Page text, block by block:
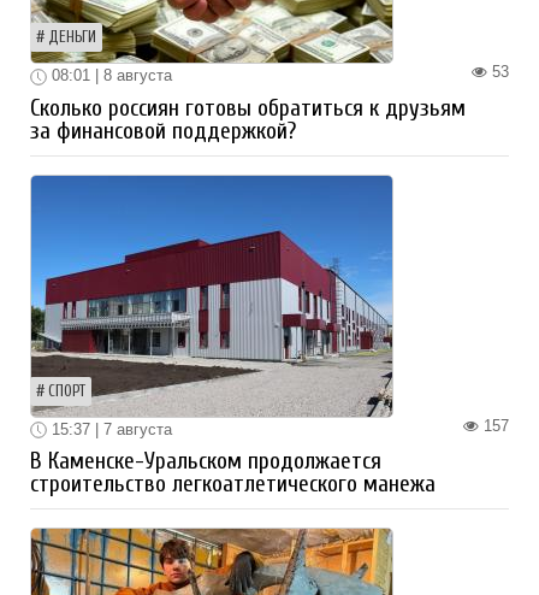
ДЕНЬГИ
53
08:01 | 8 августа
Сколько россиян готовы обратиться к друзьям
за финансовой поддержкой?
СПОРТ
157
15:37 | 7 августа
В Каменске-Уральском продолжается
строительство легкоатлетического манежа